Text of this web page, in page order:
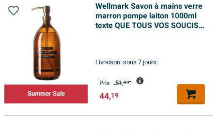
Summer Sale
Wellmark Savon à mains verre
marron pompe laiton 1000ml
texte QUE TOUS VOS SOUCIS
Livraison:sous 7 jours
Prix 51,99
44,19